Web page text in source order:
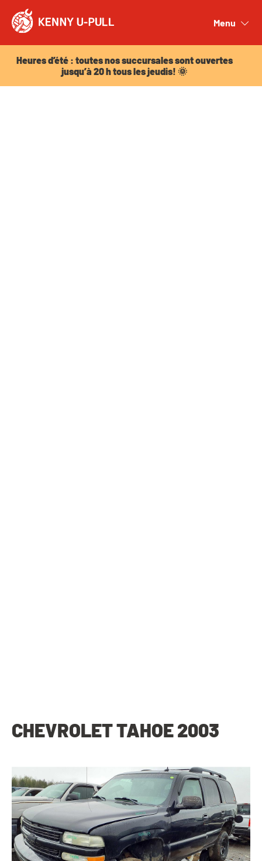
Menu
Heures d’été : toutes nos succursales sont ouvertes
jusqu’à 20 h tous les jeudis! 🌞
CHEVROLET TAHOE 2003